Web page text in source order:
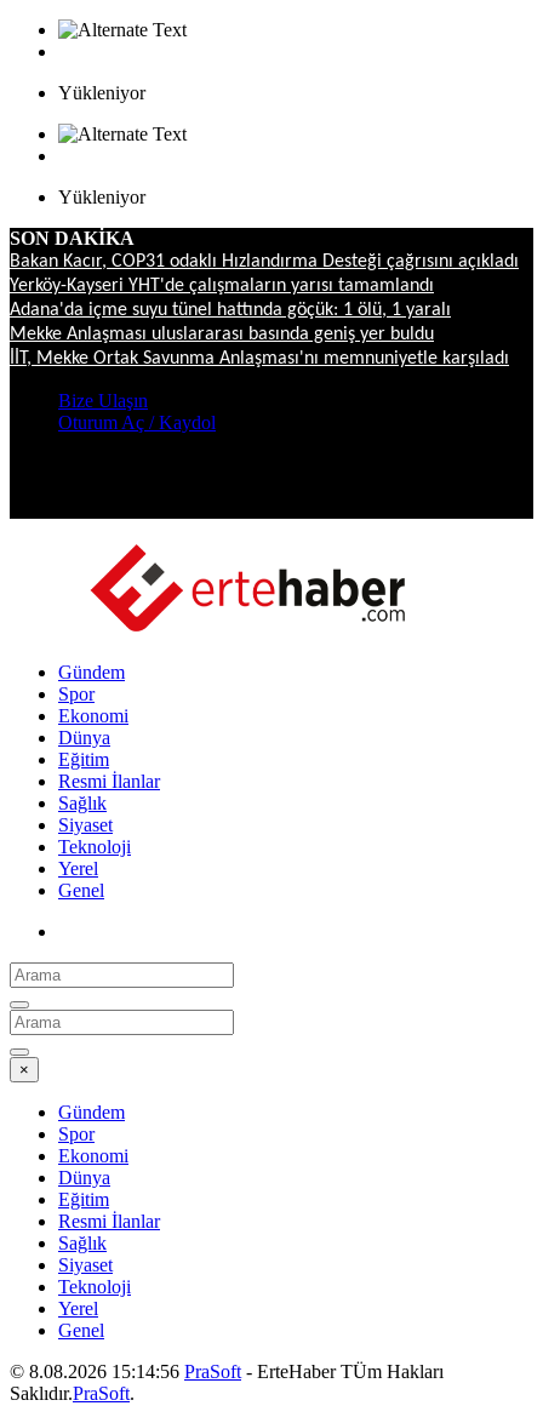
Yükleniyor
Yükleniyor
SON DAKİKA
Bakan Kacır, COP31 odaklı Hızlandırma Desteği çağrısını açıkladı
Yerköy-Kayseri YHT'de çalışmaların yarısı tamamlandı
Adana'da içme suyu tünel hattında göçük: 1 ölü, 1 yaralı
Mekke Anlaşması uluslararası basında geniş yer buldu
İİT, Mekke Ortak Savunma Anlaşması'nı memnuniyetle karşıladı
Bize Ulaşın
Oturum Aç / Kaydol
Gündem
Spor
Ekonomi
Dünya
Eğitim
Resmi İlanlar
Sağlık
Siyaset
Teknoloji
Yerel
Genel
×
Gündem
Spor
Ekonomi
Dünya
Eğitim
Resmi İlanlar
Sağlık
Siyaset
Teknoloji
Yerel
Genel
© 8.08.2026 15:14:56 PraSoft - ErteHaber TÜm Hakları
Saklıdır.PraSoft.